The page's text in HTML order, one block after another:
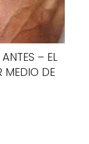
– EL
MEDIO DE